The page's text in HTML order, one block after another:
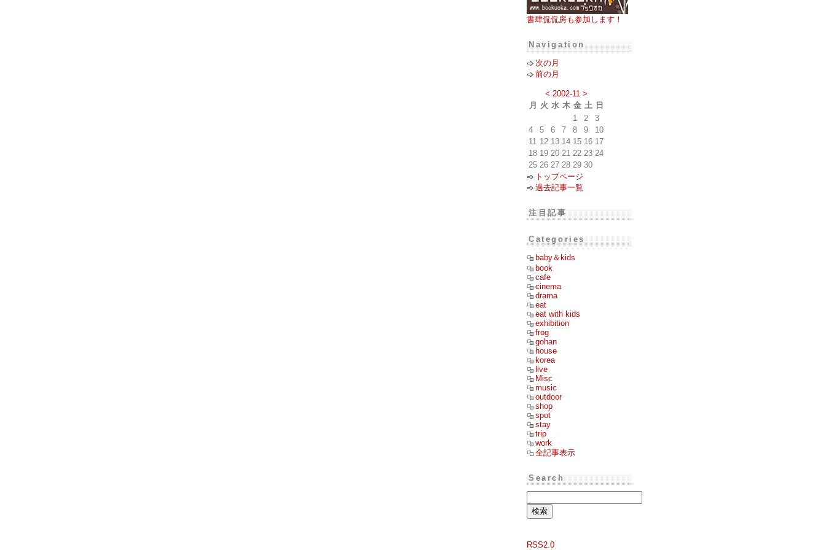
書肆侃侃房も参加します！
Navigation
次の月
前の月
< 2002-11 >
月
火 水 木 金 土 日
1
2
3
4
5 6 7 8 9
10
11 12 13 14 15 16 17
18 19 20 21 22 23 24
25 26 27 28 29 30
トップページ
過去記事一覧
注目記事
Categories
baby＆kids
book
cafe
cinema
drama
eat
eat with kids
exhibition
frog
gohan
house
korea
live
Misc
music
outdoor
shop
spot
stay
trip
work
全記事表示
Search
RSS2.0